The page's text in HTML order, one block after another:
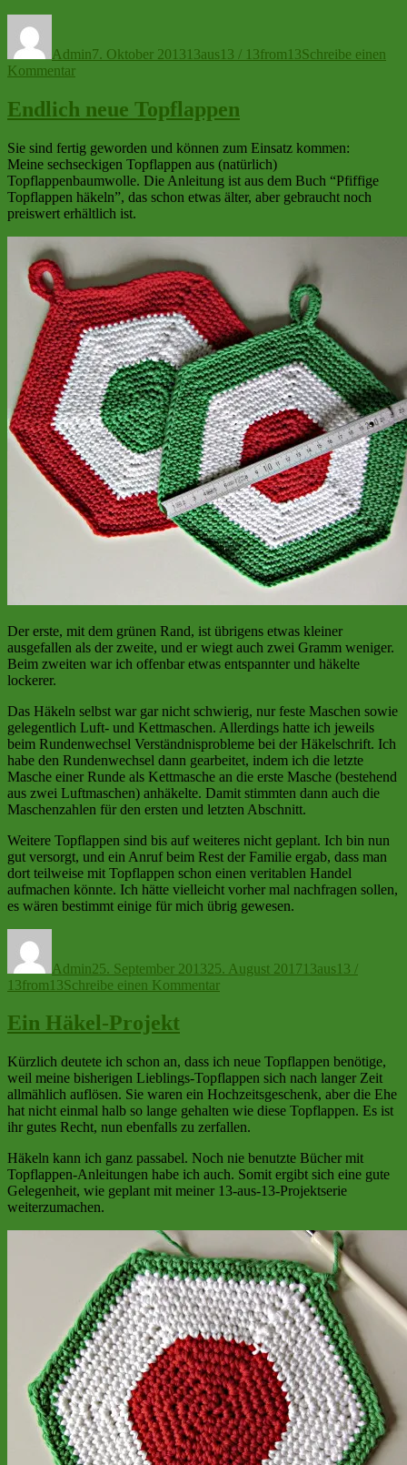
Admin7. Oktober 2013 13aus13 / 13from13Schreibe einen
Kommentarzu
ist’s
Endlich neue Topflappen
Sie sind fertig geworden und können zum Einsatz kommen:
Meine sechseckigen Topflappen aus (natürlich)
Topflappenbaumwolle. Die Anleitung ist aus dem Buch “Pfiffige
Topflappen häkeln”, das schon etwas älter, aber gebraucht noch
preiswert erhältlich ist.
Der erste, mit dem grünen Rand, ist übrigens etwas kleiner
ausgefallen als der zweite, und er wiegt auch zwei Gramm weniger.
Beim zweiten war ich offenbar etwas entspannter und häkelte
lockerer.
Das Häkeln selbst war gar nicht schwierig, nur feste Maschen sowie
gelegentlich Luft- und Kettmaschen. Allerdings hatte ich jeweils
beim Rundenwechsel Verständnisprobleme bei der Häkelschrift. Ich
habe den Rundenwechsel dann gearbeitet, indem ich die letzte
Masche einer Runde als Kettmasche an die erste Masche (bestehend
aus zwei Luftmaschen) anhäkelte. Damit stimmten dann auch die
Maschenzahlen für den ersten und letzten Abschnitt.
Weitere Topflappen sind bis auf weiteres nicht geplant. Ich bin nun
gut versorgt, und ein Anruf beim Rest der Familie ergab, dass man
dort teilweise mit Topflappen schon einen veritablen Handel
aufmachen könnte. Ich hätte vielleicht vorher mal nachfragen sollen,
es wären bestimmt einige für mich übrig gewesen.
Admin25. September 201325. August 2017 13aus13 /
13from13Schreibe einen Kommentarzu
Ein Häkel-Projekt
Kürzlich deutete ich schon an, dass ich neue Topflappen benötige,
weil meine bisherigen Lieblings-Topflappen sich nach langer Zeit
allmählich auflösen. Sie waren ein Hochzeitsgeschenk, aber die Ehe
hat nicht einmal halb so lange gehalten wie diese Topflappen. Es ist
ihr gutes Recht, nun ebenfalls zu zerfallen.
Häkeln kann ich ganz passabel. Noch nie benutzte Bücher mit
Topflappen-Anleitungen habe ich auch. Somit ergibt sich eine gute
Gelegenheit, wie geplant mit meiner 13-aus-13-Projektserie
weiterzumachen.